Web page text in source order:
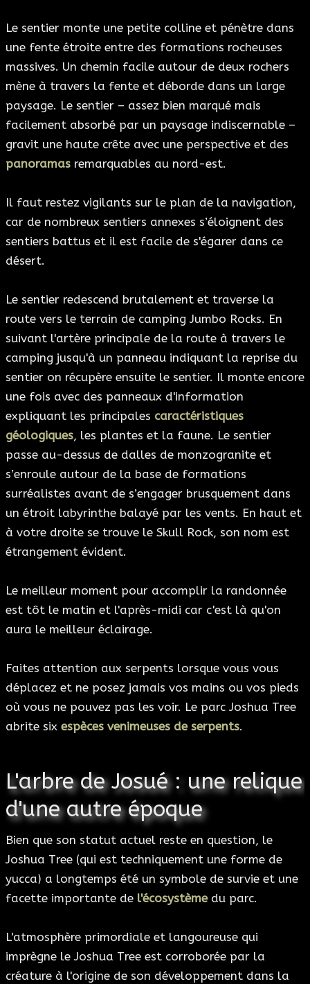
Le sentier monte une petite colline et pénètre dans
une fente étroite entre des formations rocheuses
massives. Un chemin facile autour de deux rochers
mène à travers la fente et déborde dans un large
paysage. Le sentier – assez bien marqué mais
facilement absorbé par un paysage indiscernable –
gravit une haute crête avec une perspective et des
panoramas remarquables au nord-est.
Il faut restez vigilants sur le plan de la navigation,
car de nombreux sentiers annexes s’éloignent des
sentiers battus et il est facile de s'égarer dans ce
désert.
Le sentier redescend brutalement et traverse la
route vers le terrain de camping Jumbo Rocks. En
suivant l'artère principale de la route à travers le
camping jusqu'à un panneau indiquant la reprise du
sentier on récupère ensuite le sentier. Il monte encore
une fois avec des panneaux d'information
expliquant les principales caractéristiques
géologiques, les plantes et la faune. Le sentier
passe au-dessus de dalles de monzogranite et
s’enroule autour de la base de formations
surréalistes avant de s’engager brusquement dans
un étroit labyrinthe balayé par les vents. En haut et
à votre droite se trouve le Skull Rock, son nom est
étrangement évident.
Le meilleur moment pour accomplir la randonnée
est tôt le matin et l'après-midi car c'est là qu'on
aura le meilleur éclairage.
Faites attention aux serpents lorsque vous vous
déplacez et ne posez jamais vos mains ou vos pieds
où vous ne pouvez pas les voir. Le parc Joshua Tree
abrite six espèces venimeuses de serpents.
L'arbre de Josué : une relique
d'une autre époque
Bien que son statut actuel reste en question, le
Joshua Tree (qui est techniquement une forme de
yucca) a longtemps été un symbole de survie et une
facette importante de l'écosystèmedu parc.
L'atmosphère primordiale et langoureuse qui
imprègne le Joshua Tree est corroborée par la
créature à l'origine de son développement dans la